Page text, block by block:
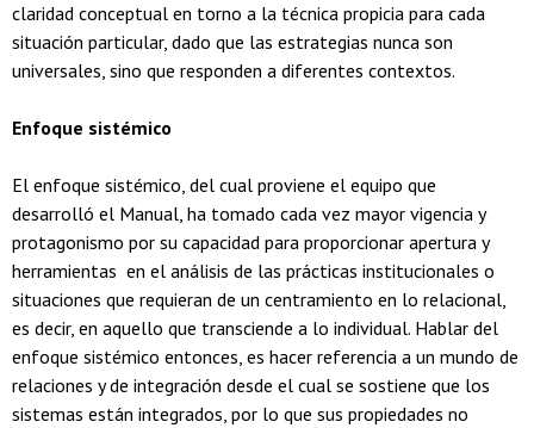
claridad conceptual en torno a la técnica propicia para cada
situación particular, dado que las estrategias nunca son
universales, sino que responden a diferentes contextos.
Enfoque sistémico
El enfoque sistémico, del cual proviene el equipo que
desarrolló el Manual, ha tomado cada vez mayor vigencia y
protagonismo por su capacidad para proporcionar apertura y
herramientas en el análisis de las prácticas institucionales o
situaciones que requieran de un centramiento en lo relacional,
es decir, en aquello que transciende a lo individual. Hablar del
enfoque sistémico entonces, es hacer referencia a un mundo de
relaciones y de integración desde el cual se sostiene que los
sistemas están integrados, por lo que sus propiedades no